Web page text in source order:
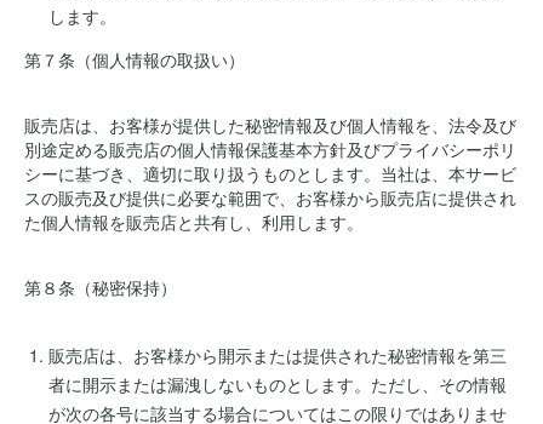
します。
第７条（個人情報の取扱い）
販売店は、お客様が提供した秘密情報及び個人情報を、法令及び
別途定める販売店の個人情報保護基本方針及びプライバシーポリ
シーに基づき、適切に取り扱うものとします。当社は、本サービ
スの販売及び提供に必要な範囲で、お客様から販売店に提供され
た個人情報を販売店と共有し、利用します。
第８条（秘密保持）
販売店は、お客様から開示または提供された秘密情報を第三
者に開示または漏洩しないものとします。ただし、その情報
が次の各号に該当する場合についてはこの限りではありませ